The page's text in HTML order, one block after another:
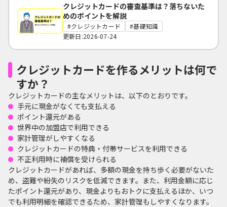
クレジットカードの審査基準は？落ちないた
めのポイントを解説
クレジットカード
基礎知識
更新日:2026-07-24
クレジットカードを作るメリットは何で
すか？
クレジットカードの主なメリットは、以下のとおりです。
手元に現金がなくても支払える
ポイント還元がある
世界中の加盟店で利用できる
家計管理がしやすくなる
クレジットカードの特典・付帯サービスを利用できる
不正利用時に補償を受けられる
クレジットカードがあれば、多額の現金を持ち歩く必要がないた
め、盗難や紛失のリスクを低減できます。また、利用金額に応じ
たポイント還元があり、現金よりもおトクに支払えるほか、いつ
でも利用明細を確認できるため、家計管理もしやすくなります。